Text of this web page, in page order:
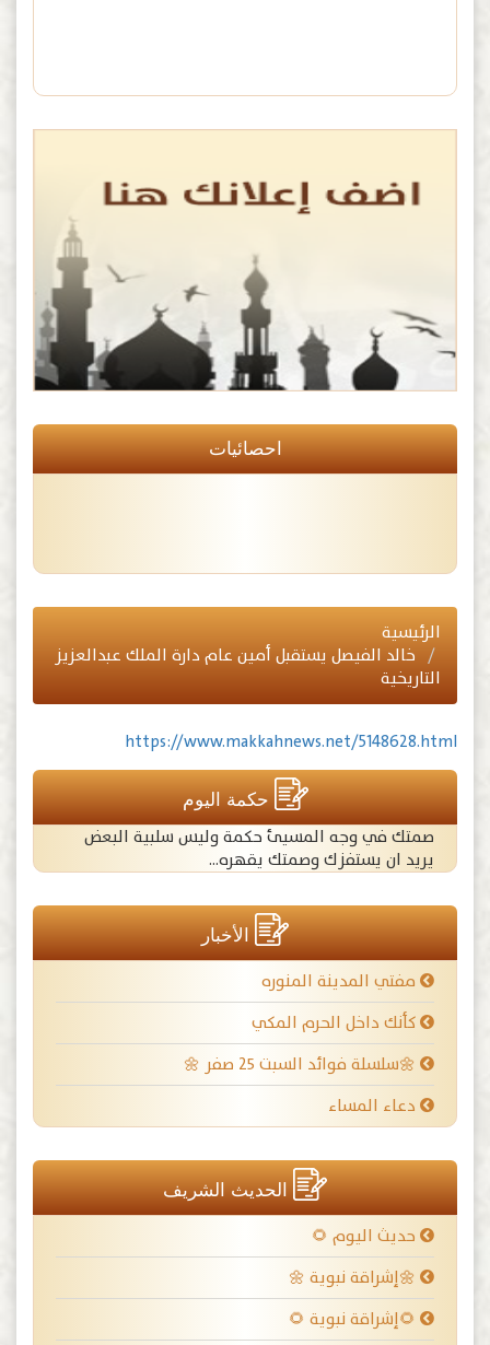
احصائيات
الرئيسية
خالد الفيصل يستقبل أمين عام دارة الملك عبدالعزيز
التاريخية
https://www.makkahnews.net/5148628.html
حكمة اليوم
صمتك في وجه المسيئ حكمة وليس سلبية البعض
يريد ان يستفزك وصمتك يقهره...
الأخبار
مفتي المدينة المنوره
كأنك داخل الحرم المكي
🌼سلسلة فوائد السبت ٢٥ صفر 🌼
دعاء المساء
الحديث الشريف
حديث اليوم 🌻
🌼إشراقة نبوية 🌼
🌻إشراقة نبوية 🌻